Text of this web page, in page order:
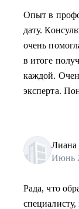
Опыт в
дату.
очень
в итоге
каждой.
эксперта.
Лиана
Июнь
Рада, что